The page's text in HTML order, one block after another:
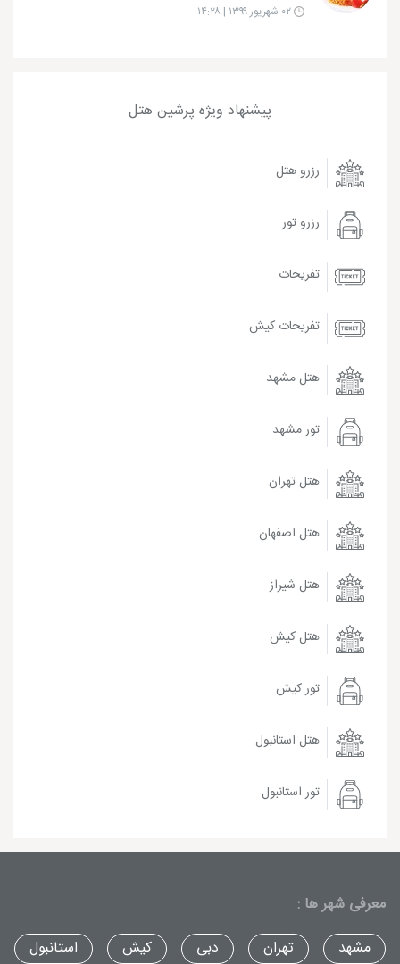
پیشنهاد ویژه پرشین هتل
رزرو هتل
رزرو تور
تفریحات
تفریحات کیش
هتل مشهد
تور مشهد
هتل تهران
هتل اصفهان
هتل شیراز
هتل کیش
تور کیش
هتل استانبول
تور استانبول
معرفی شهر ها :
مشهد
تهران دبی کیش استانبول